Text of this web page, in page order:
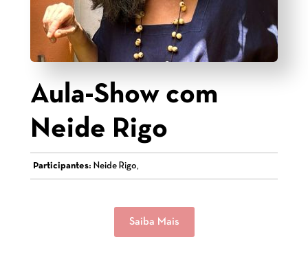
Aula-Show com
Neide Rigo
Participantes: Neide Rigo,
Saiba Mais